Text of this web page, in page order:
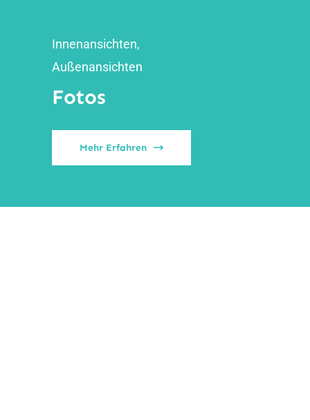
Innenansichten,
Außenansichten
Fotos
Mehr Erfahren